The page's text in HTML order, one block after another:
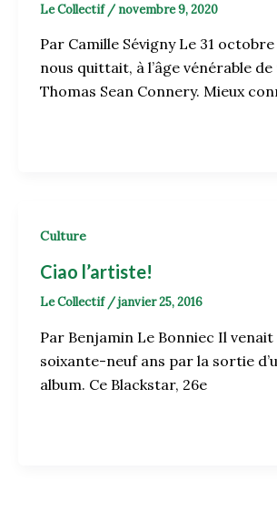
Le Collectif / novembre 9, 2020
Par Camille Sévigny Le 31
nous quittait, à l’âge vénérable
Thomas Sean Connery. Mieux
Culture
Ciao l’artiste!
Le Collectif /janvier 25, 2016
Par Benjamin Le Bonniec Il
soixante-neuf ans par la sortie
album. Ce Blackstar, 26e